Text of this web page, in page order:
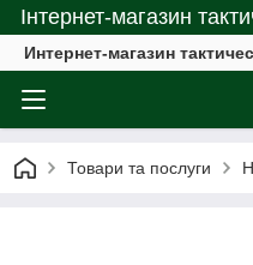
Інтернет-магазин
Интернет-магазин
Товари та послуги